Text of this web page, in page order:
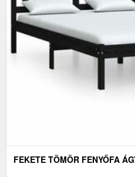
FEKETE TÖMÖR FENYŐFA